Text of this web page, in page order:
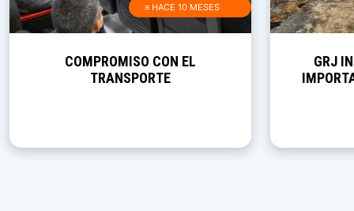
≡ HACE 10 MESES
COMPROMISO CON EL
TRANSPORTE
GRJ